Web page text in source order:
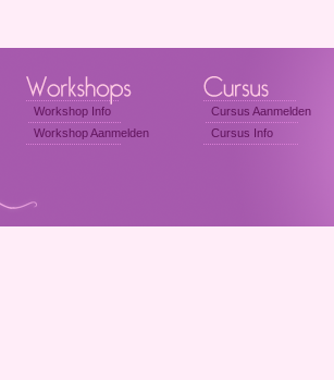
Workshop Info
Workshop Aanmelden
Cursus Aanmelden
Cursus Info